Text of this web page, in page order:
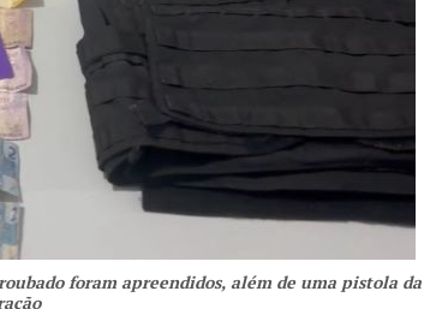
foram apreendidos, além de uma pistola da